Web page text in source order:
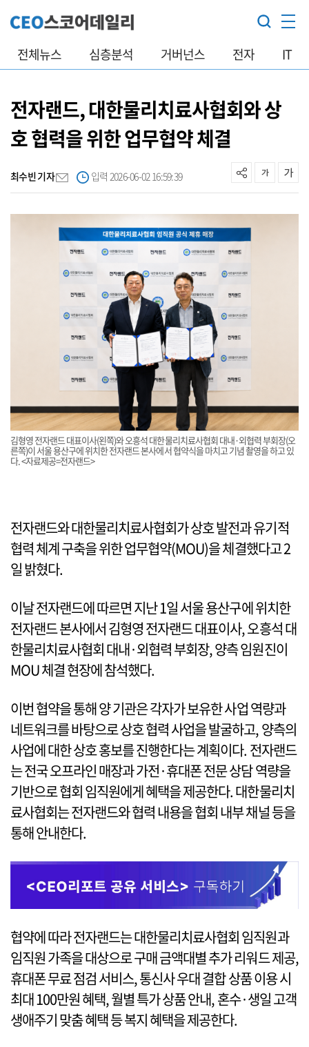
전체뉴스 심층분석 거버넌스 전자 IT
전자랜드, 대한물리치료사협회와 상
호 협력을 위한 업무협약 체결
최수빈 기자 입력 2026-06-02 16:59:39
김형영 전자랜드 대표이사(왼쪽)와 오흥석 대한물리치료사협회 대내·외협력 부회장(오
른쪽)이 서울 용산구에 위치한 전자랜드 본사에서 협약식을 마치고 기념 촬영을 하고 있
다. <자료제공=전자랜드>
전자랜드와 대한물리치료사협회가 상호 발전과 유기적
협력 체계 구축을 위한 업무협약(MOU)을 체결했다고 2
일 밝혔다.
이날 전자랜드에 따르면 지난 1일 서울 용산구에 위치한
전자랜드 본사에서 김형영 전자랜드 대표이사, 오흥석 대
한물리치료사협회 대내·외협력 부회장, 양측 임원진이
MOU 체결 현장에 참석했다.
이번 협약을 통해 양 기관은 각자가 보유한 사업 역량과
네트워크를 바탕으로 상호 협력 사업을 발굴하고, 양측의
사업에 대한 상호 홍보를 진행한다는 계획이다. 전자랜드
는 전국 오프라인 매장과 가전·휴대폰 전문 상담 역량을
기반으로 협회 임직원에게 혜택을 제공한다. 대한물리치
료사협회는 전자랜드와 협력 내용을 협회 내부 채널 등을
통해 안내한다.
협약에 따라 전자랜드는 대한물리치료사협회 임직원과
임직원 가족을 대상으로 구매 금액대별 추가 리워드 제공,
휴대폰 무료 점검 서비스, 통신사 우대 결합 상품 이용 시
최대 100만원 혜택, 월별 특가 상품 안내, 혼수·생일 고객
생애주기 맞춤 혜택 등 복지 혜택을 제공한다.